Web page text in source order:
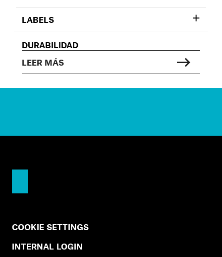
LABELS
DURABILIDAD
LEER MÁS
COOKIE SETTINGS
INTERNAL LOGIN